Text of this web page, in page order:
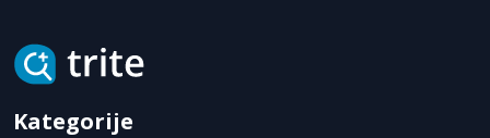
Kategorije